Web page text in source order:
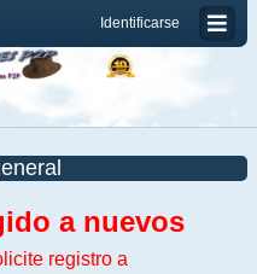
Identificarse
a nuevos
registro a